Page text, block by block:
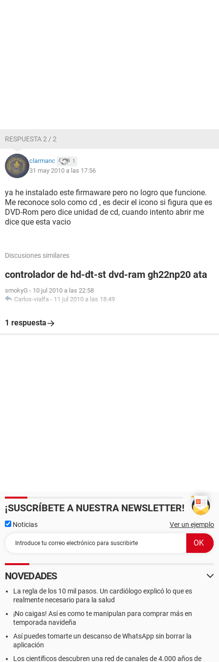
RESPUESTA 2 / 2
clarmanc 1
31 may 2010 a las 17:56
ya he instalado este firmaware pero no logro que funcione.
Me reconoce solo como cd , es decir el icono si figura que es
DVD-Rom pero dice unidad de cd, cuando intento abrir me
dice que esta vacio
Discusiones similares
controlador de hd-dt-st dvd-ram gh22np20 ata
smokyG - 10 jul 2010 a las 22:58
Carlos-vialfa - 11 jul 2010 a las 18:49
1 respuesta
¡SUSCRÍBETE A NUESTRA NEWSLETTER!
Noticias Ver un ejemplo
NOVEDADES
La regla de los 10 mil pasos. Un cardiólogo explicó lo que es
realmente necesario para la salud
¡No caigas! Así es como te manipulan para comprar más en
temporada navideña
Así puedes tomarte un descanso de WhatsApp sin borrar la
aplicación
Los científicos descubren una red de canales de 4.000 años de